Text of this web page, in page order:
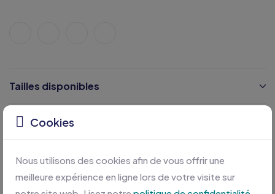
Tailles disponibles
Caractéristiques
Certifications
Cookies
Nous utilisons des cookies afin de vous offrir une
meilleure expérience en ligne lors de votre visite sur